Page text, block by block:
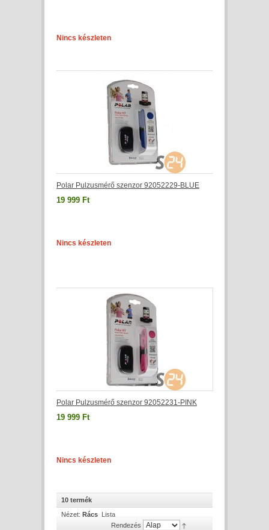
Nincs készleten
Polar Pulzusmérő szenzor 92052229-BLUE
19 999 Ft
Nincs készleten
Polar Pulzusmérő szenzor 92052231-PINK
19 999 Ft
Nincs készleten
10 termék
Nézet: Rács Lista
Rendezés